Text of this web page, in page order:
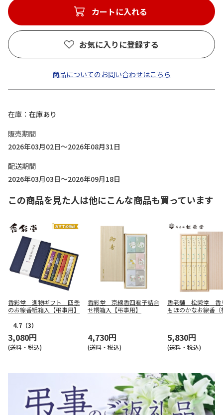
カートに入れる
お気に入りに登録する
商品についてのお問い合わせはこちら
在庫
在庫あり
販売期間
2026年03月02日～2026年08月31日
配送期間
2026年03月03日～2026年09月18日
この商品を見た人は他にこんな商品も買っています
香彩堂 進物ギフト 四季
のお線香紙箱入【弔事用】
4.7 （3）
3,080円
(送料・税込)
香彩堂 京線香四君子詰合
せ桐箱入【弔事用】
4,730円
(送料・税込)
香老舗 松榮堂 香
もほのかなお線香（
5,830円
(送料・税込)